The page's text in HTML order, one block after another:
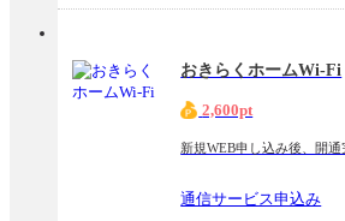
おきらくホームWi-Fi
2,600pt
新規WEB申し込み後、開通
通信サービス申込み